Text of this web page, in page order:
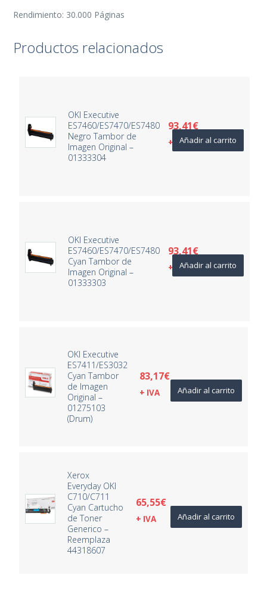
Rendimiento: 30.000 Páginas
Productos relacionados
OKI Executive
ES7460/ES7470/ES7480
Negro Tambor de
Imagen Original –
01333304
93,41€
+ IVAAñadir al carrito
OKI Executive
ES7460/ES7470/ES7480
Cyan Tambor de
Imagen Original –
01333303
93,41€
+ IVAAñadir al carrito
OKI Executive
ES7411/ES3032
Cyan Tambor
de Imagen
Original –
01275103
(Drum)
83,17€
+ IVA Añadir al carrito
Xerox
Everyday OKI
C710/C711
Cyan Cartucho
de Toner
Generico –
Reemplaza
44318607
65,55€
+ IVA Añadir al carrito